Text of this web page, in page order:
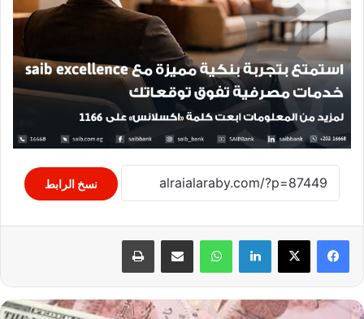
نسخ الرابط
لينكدإن واتساب مشاركة عبر البريد طباعة